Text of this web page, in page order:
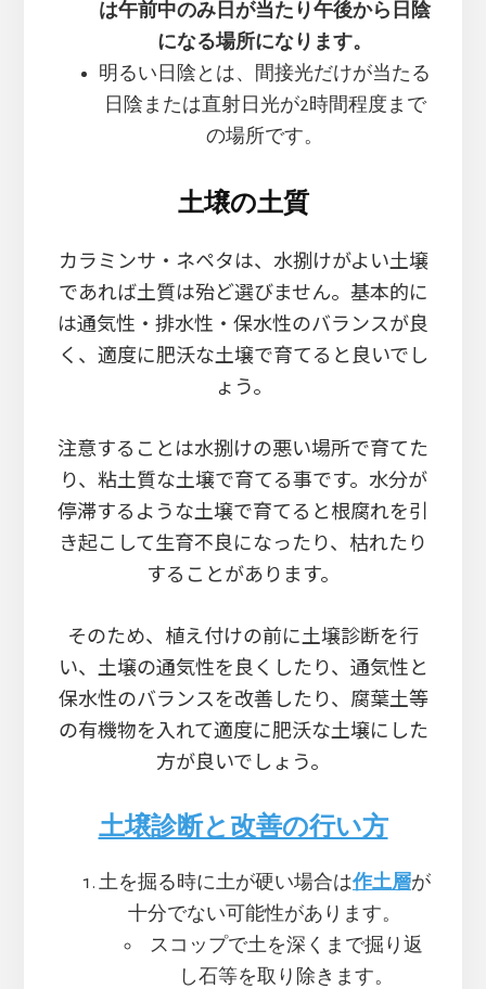
は午前中のみ日が当たり午後から日陰
になる場所になります。
明るい日陰とは、間接光だけが当たる
日陰または直射日光が2時間程度まで
の場所です。
土壌の土質
カラミンサ・ネペタは、水捌けがよい土壌
であれば土質は殆ど選びません。基本的に
は通気性・排水性・保水性のバランスが良
く、適度に肥沃な土壌で育てると良いでし
ょう。
注意することは水捌けの悪い場所で育てた
り、粘土質な土壌で育てる事です。水分が
停滞するような土壌で育てると根腐れを引
き起こして生育不良になったり、枯れたり
することがあります。
そのため、植え付けの前に土壌診断を行
い、土壌の通気性を良くしたり、通気性と
保水性のバランスを改善したり、腐葉土等
の有機物を入れて適度に肥沃な土壌にした
方が良いでしょう。
土壌診断と改善の行い方
土を掘る時に土が硬い場合は作土層が
十分でない可能性があります。
スコップで土を深くまで掘り返
し石等を取り除きます。